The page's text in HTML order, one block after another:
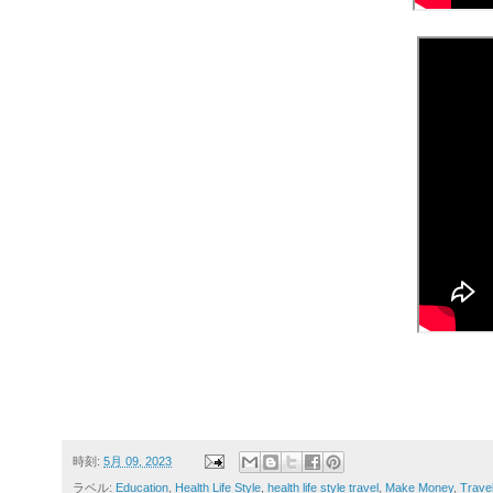
時刻: 5月 09, 2023
ラベル: Education Health Life Style health life style travel Make Money, Travel